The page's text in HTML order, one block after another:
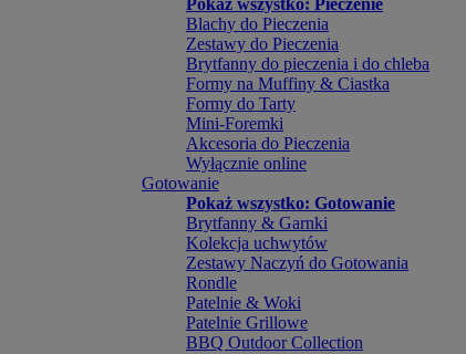
Pokaż wszystko: Pieczenie
Blachy do Pieczenia
Zestawy do Pieczenia
Brytfanny do pieczenia i do chleba
Formy na Muffiny & Ciastka
Formy do Tarty
Mini-Foremki
Akcesoria do Pieczenia
Wyłącznie online
Gotowanie
Pokaż wszystko: Gotowanie
Brytfanny & Garnki
Kolekcja uchwytów
Zestawy Naczyń do Gotowania
Rondle
Patelnie & Woki
Patelnie Grillowe
BBQ Outdoor Collection